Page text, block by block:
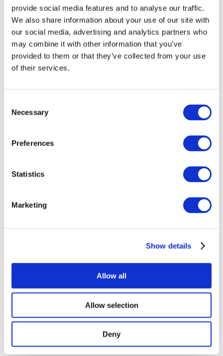
provide social media features and to analyse our traffic.
We also share information about your use of our site with
our social media, advertising and analytics partners who
may combine it with other information that you’ve
provided to them or that they’ve collected from your use
of their services.
Selection
Necessary
Preferences
Statistics
Marketing
Show details
Allow all
Allow selection
Deny
Все
мероприятия